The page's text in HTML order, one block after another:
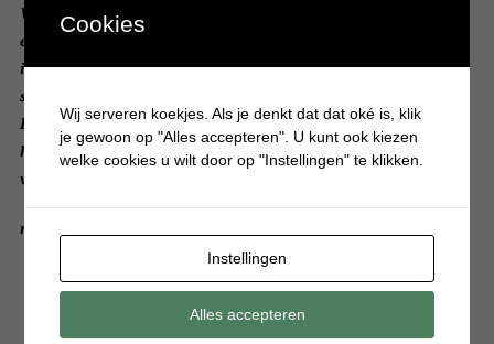
Wij zijn dol op ijs en wie niet eigenlijk? Vooral in de zomer ligt
er genoeg ijs bij ons in de vriezer, maar wat als de vriezer leeg
is? Gelukkig hoorden we de bel van de ijscoman bij ons in de
straat en renden meteen naar buiten voor zo’n lekker ijsje!
Rijdende winkels en verkopers aan de deur is hier in Duitsland
heel normaal. Vroeger was dat in Nederland ook zo en de
verkopers waren soms best brutaal.
read more
Cookies
Wij serveren koekjes. Als je denkt dat dat oké is, klik
je gewoon op "Alles accepteren". U kunt ook kiezen
welke cookies u wilt door op "Instellingen" te klikken.
Instellingen
Alles accepteren